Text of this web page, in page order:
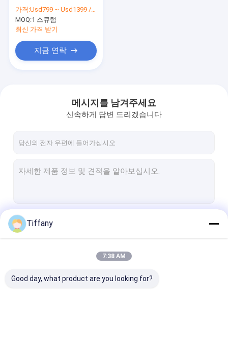
풀 컬러
가격:Usd799 ~ Usd1399 / Sqm ( price is negotiable )
MOQ:1 스큐텀
최신 가격 받기
지금 연락
메시지를 남겨주세요
신속하게 답변 드리겠습니다
Tiffany
7:38 AM
Good day, what product are you looking for?